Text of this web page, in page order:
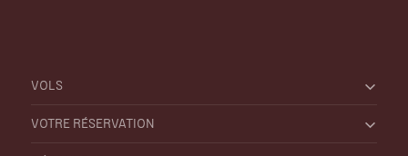
VOLS
VOTRE RÉSERVATION